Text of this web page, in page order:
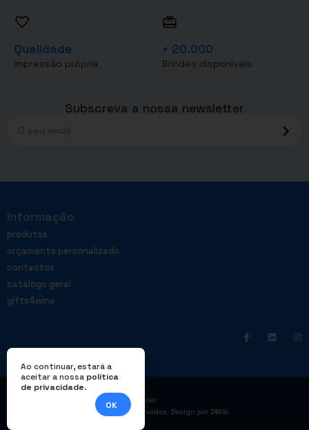
Qualidade
Impressão própria
+ 20.000
Brindes disponíveis
Subscreva a nossa newsletter
Informação
produtos
orçamento personalizado
contactos
catálogo geral
gifts4wine
Livro de reclamações
© Enterprom – Todos os direitos reservados. Design por DWSI.
Ao continuar, estará a
aceitar a nossa política
de privacidade.
OK